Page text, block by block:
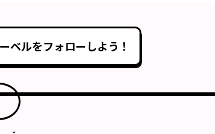
ベルをフォローしよう！